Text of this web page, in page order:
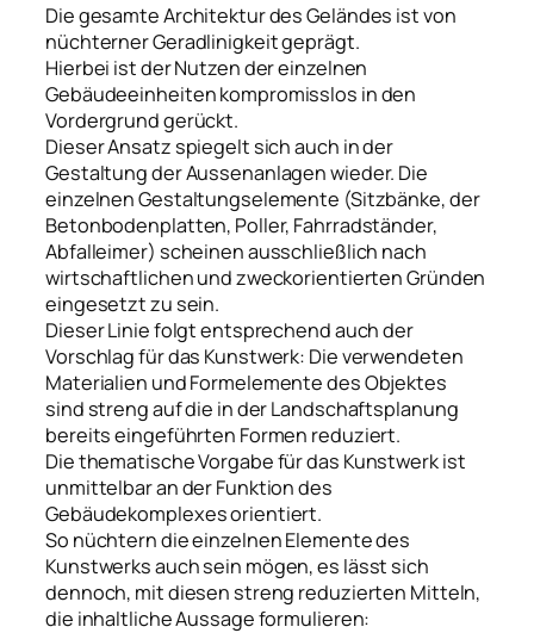
Die gesamte Architektur des Geländes ist von
nüchterner Geradlinigkeit geprägt.
Hierbei ist der Nutzen der einzelnen
Gebäudeeinheiten kompromisslos in den
Vordergrund gerückt.
Dieser Ansatz spiegelt sich auch in der
Gestaltung der Aussenanlagen wieder. Die
einzelnen Gestaltungselemente (Sitzbänke, der
Betonbodenplatten, Poller, Fahrradständer,
Abfalleimer) scheinen ausschließlich nach
wirtschaftlichen und zweckorientierten Gründen
eingesetzt zu sein.
Dieser Linie folgt entsprechend auch der
Vorschlag für das Kunstwerk: Die verwendeten
Materialien und Formelemente des Objektes
sind streng auf die in der Landschaftsplanung
bereits eingeführten Formen reduziert.
Die thematische Vorgabe für das Kunstwerk ist
unmittelbar an der Funktion des
Gebäudekomplexes orientiert.
So nüchtern die einzelnen Elemente des
Kunstwerks auch sein mögen, es lässt sich
dennoch, mit diesen streng reduzierten Mitteln,
die inhaltliche Aussage formulieren: